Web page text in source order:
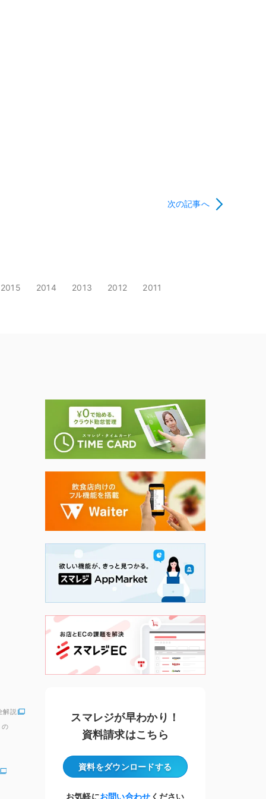
次の記事へ
2015 2014 2013 2012 2011
解説
の
スマレジが早わかり！
資料請求はこちら
資料をダウンロードする
お気軽にお問い合わせ ください